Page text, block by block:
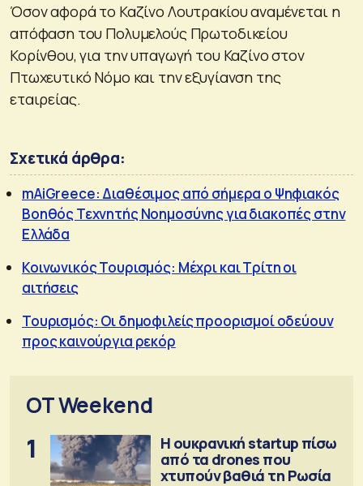
Όσον αφορά το Καζίνο Λουτρακίου αναμένεται η
απόφαση του Πολυμελούς Πρωτοδικείου
Κορίνθου, για την υπαγωγή του Καζίνο στον
Πτωχευτικό Νόμο και την εξυγίανση της
εταιρείας.
Σχετικά άρθρα:
mAiGreece: Διαθέσιμος από σήμερα ο Ψηφιακός
Βοηθός Τεχνητής Νοημοσύνης για διακοπές στην
Ελλάδα
Κοινωνικός Τουρισμός: Μέχρι και Τρίτη οι
αιτήσεις
Τουρισμός: Οι δημοφιλείς προορισμοί οδεύουν
προς καινούργια ρεκόρ
OT Weekend
1
Η ουκρανική startup πίσω
από τα drones που
χτυπούν βαθιά τη Ρωσία